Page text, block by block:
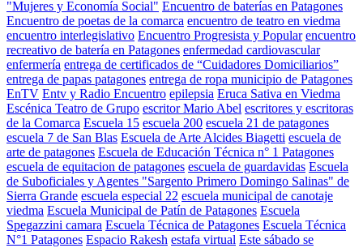
"Mujeres y Economía Social" Encuentro de baterías en Patagones
Encuentro de poetas de la comarca encuentro de teatro en viedma
encuentro interlegislativo Encuentro Progresista y Popular encuentro
recreativo de batería en Patagones enfermedad cardiovascular
enfermería entrega de certificados de “Cuidadores Domiciliarios”
entrega de papas patagones entrega de ropa municipio de Patagones
EnTV Entv y Radio Encuentro epilepsia Eruca Sativa en Viedma
Escénica Teatro de Grupo escritor Mario Abel escritores y escritoras
de la Comarca Escuela 15 escuela 200 escuela 21 de patagones
escuela 7 de San Blas Escuela de Arte Alcides Biagetti escuela de
arte de patagones Escuela de Educación Técnica n° 1 Patagones
escuela de equitacion de patagones escuela de guardavidas Escuela
de Suboficiales y Agentes "Sargento Primero Domingo Salinas" de
Sierra Grande escuela especial 22 escuela municipal de canotaje
viedma Escuela Municipal de Patín de Patagones Escuela
Spegazzini camara Escuela Técnica de Patagones Escuela Técnica
N°1 Patagones Espacio Rakesh estafa virtual Este sábado se